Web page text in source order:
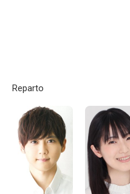
Reparto